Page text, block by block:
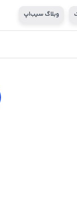
وبلاگ سیب‌اپ